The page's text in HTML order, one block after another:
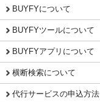
BUYFYについて
BUYFYツールについて
BUYFYアプリについて
横断検索について
代行サービスの申込方法